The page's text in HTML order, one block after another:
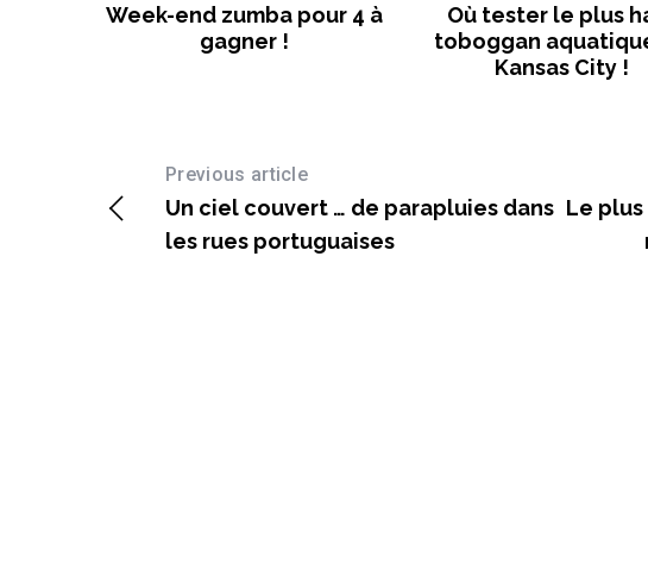
Week-end zumba pour 4 à
gagner !
Où tester le plus
toboggan
Kansas City !
Previous article
Un ciel couvert … de parapluies dans
les rues portuguaises
Le